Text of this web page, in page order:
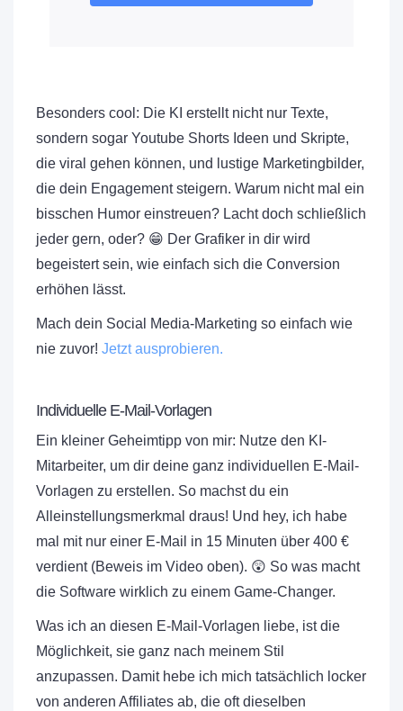
Besonders cool: Die KI erstellt nicht nur Texte,
sondern sogar Youtube Shorts Ideen und Skripte,
die viral gehen können, und lustige Marketingbilder,
die dein Engagement steigern. Warum nicht mal ein
bisschen Humor einstreuen? Lacht doch schließlich
jeder gern, oder? 😁 Der Grafiker in dir wird
begeistert sein, wie einfach sich die Conversion
erhöhen lässt.
Mach dein Social Media-Marketing so einfach wie
nie zuvor! Jetzt ausprobieren.
Individuelle E-Mail-Vorlagen
Ein kleiner Geheimtipp von mir: Nutze den KI-
Mitarbeiter, um dir deine ganz individuellen E-Mail-
Vorlagen zu erstellen. So machst du ein
Alleinstellungsmerkmal draus! Und hey, ich habe
mal mit nur einer E-Mail in 15 Minuten über 400 €
verdient (Beweis im Video oben). 😲 So was macht
die Software wirklich zu einem Game-Changer.
Was ich an diesen E-Mail-Vorlagen liebe, ist die
Möglichkeit, sie ganz nach meinem Stil
anzupassen. Damit hebe ich mich tatsächlich locker
von anderen Affiliates ab, die oft dieselben